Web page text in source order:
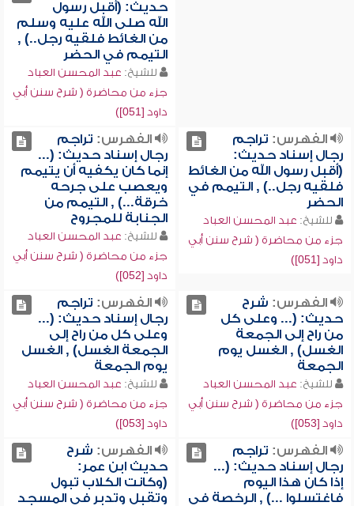
حديث: (أقبل رسول
الله صلى الله عليه وسلم
من الغائط فلقيه رجل..) ,
التيمم في الحضر
للشيخ: عبد المحسن العباد
جزء من محاضرة ( شرح سنن أبي
داود [051])
الفهرس: تراجم
رجال إسناد حديث:
(أقبل رسول الله من الغائط
فلقيه رجل..) , التيمم في
الحضر
للشيخ: عبد المحسن العباد
جزء من محاضرة ( شرح سنن أبي
داود [051])
الفهرس: تراجم
رجال إسناد حديث: (...
إنما كان يكفيه أن يتيمم
ويعصب على جرحه
خرقة...) , التيمم من
الجنابة للمجروح
للشيخ: عبد المحسن العباد
جزء من محاضرة ( شرح سنن أبي
داود [052])
الفهرس: شرح
حديث: (... وعلى كل
من راح إلى الجمعة
الغسل) , الغسل يوم
الجمعة
للشيخ: عبد المحسن العباد
جزء من محاضرة ( شرح سنن أبي
داود [053])
الفهرس: تراجم
رجال إسناد حديث: (...
وعلى كل من راح إلى
الجمعة الغسل) , الغسل
يوم الجمعة
للشيخ: عبد المحسن العباد
جزء من محاضرة ( شرح سنن أبي
داود [053])
الفهرس: تراجم
رجال إسناد حديث: (...
إذا كان هذا اليوم
فاغتسلوا ...) , الرخصة في
الفهرس: شرح
حديث ابن عمر:
(وكانت الكلاب تبول
وتقبل وتدبر في المسجد